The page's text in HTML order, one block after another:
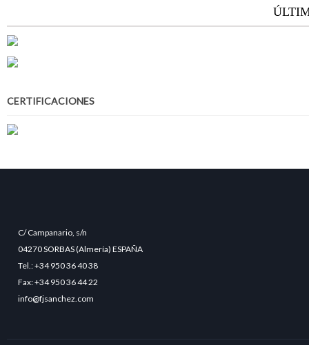
CERTIFICACIONES
C/ Campanario, s/n
04270 SORBAS (Almería) ESPAÑA
Tel.: +34 950 36 40 38
Fax: +34 950 36 44 22
info@fjsanchez.com